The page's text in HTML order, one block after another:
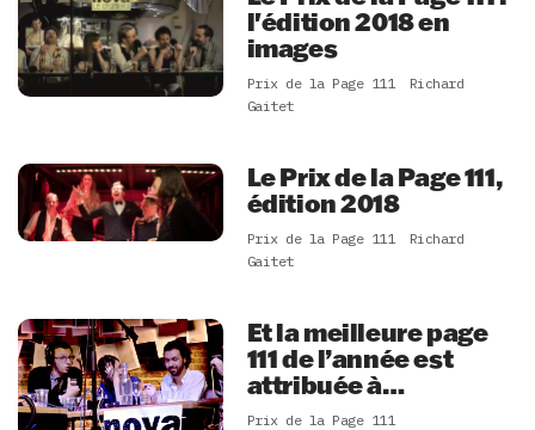
l'édition 2018 en
images
Prix de la Page 111
Richard
Gaitet
Le Prix de la Page 111,
édition 2018
Prix de la Page 111
Richard
Gaitet
Et la meilleure page
111 de l’année est
attribuée à…
Prix de la Page 111